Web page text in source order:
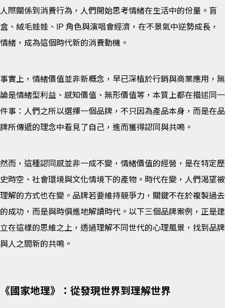
人際關係到消費行為，人們開始思考情緒在生活中的份量。盲
盒、絨毛娃娃、IP 角色與演唱會經濟，在不景氣中逆勢成長，
情緒，成為這個時代新的消費動機。
事實上，情緒價值並非新概念，早已深植於行銷與商業應用，無
論是情緒型利益、感知價值、無形價值等，本質上都在描述同一
件事：人們之所以選擇一個品牌，不只因為產品本身，而是在品
牌所傳遞的理念中看見了自己，進而獲得認同與共鳴。
然而，這種認同感並非一成不變，情緒價值的經營，是在特定歷
史時空、社會環境與文化情境下的產物。時代在變，人們渴望被
理解的方式也在變。品牌若要維持競爭力，關鍵不在於複製過去
的成功，而是與時俱進地解讀時代。以下三個品牌案例，正是建
立在這樣的思維之上，透過理解不同世代的心理風景，找到品牌
與人之間新的共鳴。
《國家地理》：從發現世界到理解世界